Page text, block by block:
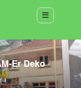
Er Deko